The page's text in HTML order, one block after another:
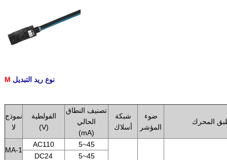
M نوع ريد التبديل
نموذج
لا
الفولطية
(V)
تصنيف النطاق
الحالي
(mA)
شبكة
أسلاك
ضوء
المؤشر
المحرك
MA-1
AC110 5~45
DC24
5~45